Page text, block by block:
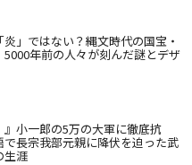
」ではない？縄文時代の国宝・
5000年前の人々が刻んだ謎とデザ
』小一郎の5万の大軍に徹底抗
で長宗我部元親に降伏を迫った武
生涯